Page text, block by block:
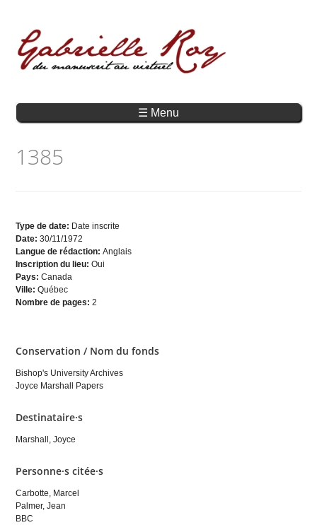
☰ Menu
1385
Type de date: Date inscrite
Date:30/11/1972
Langue de rédaction:Anglais
Inscription du lieu:Oui
Pays:Canada
Ville:Québec
Nombre de pages:2
Conservation / Nom du fonds
Bishop's University Archives
Joyce Marshall Papers
Destinataire·s
Marshall, Joyce
Personne·s citée·s
Carbotte, Marcel
Palmer, Jean
BBC